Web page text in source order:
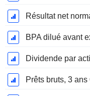
Résultat net
BPA dilué avant
Dividende par
Prêts bruts, 3